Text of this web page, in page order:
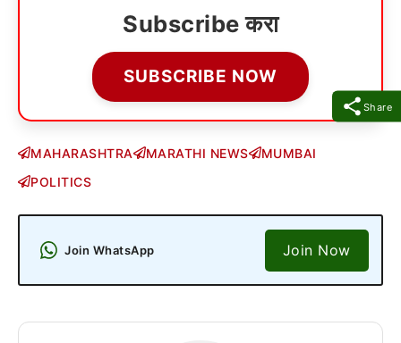
Share
Subscribe करा
SUBSCRIBE NOW
MAHARASHTRA MARATHI NEWS
MUMBAI
POLITICS
Join WhatsApp Join Now